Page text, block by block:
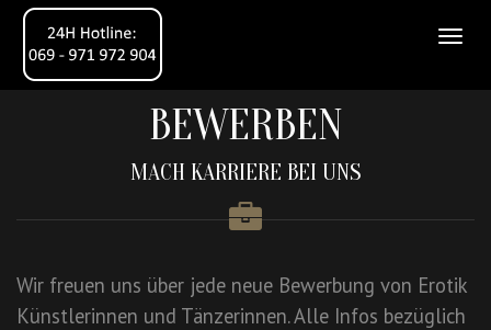
BEWERBEN
MACH KARRIERE BEI UNS
Wir freuen uns über jede neue Bewerbung von Erotik
Künstlerinnen und Tänzerinnen. Alle Infos bezüglich